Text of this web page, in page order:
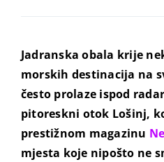
Jadranska obala krije
morskih destinacija na
često prolaze ispod
pitoreskni otok Lošinj,
prestižnom magazinu
mjesta koje nipošto ne